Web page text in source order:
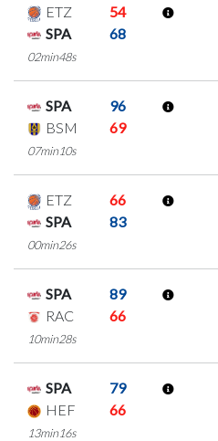
ETZ
54
SPA
68
02min48s
SPA
96
BSM
69
07min10s
ETZ
66
SPA
83
00min26s
SPA
89
RAC
66
10min28s
SPA
79
HEF
66
13min16s